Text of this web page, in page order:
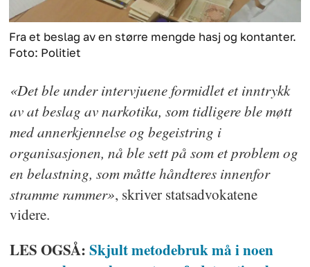
Fra et beslag av en større mengde hasj og kontanter.
Foto: Politiet
«Det ble under intervjuene formidlet et inntrykk
av at beslag av narkotika, som tidligere ble møtt
med annerkjennelse og begeistring i
organisasjonen, nå ble sett på som et problem og
en belastning, som måtte håndteres innenfor
stramme rammer», skriver statsadvokatene
videre.
LES OGSÅ:Skjult metodebruk må i noen